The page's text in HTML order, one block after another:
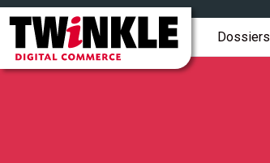
Twinkle
Digital
Commerce
Hoofdmenu
Dossiers
Topmenu